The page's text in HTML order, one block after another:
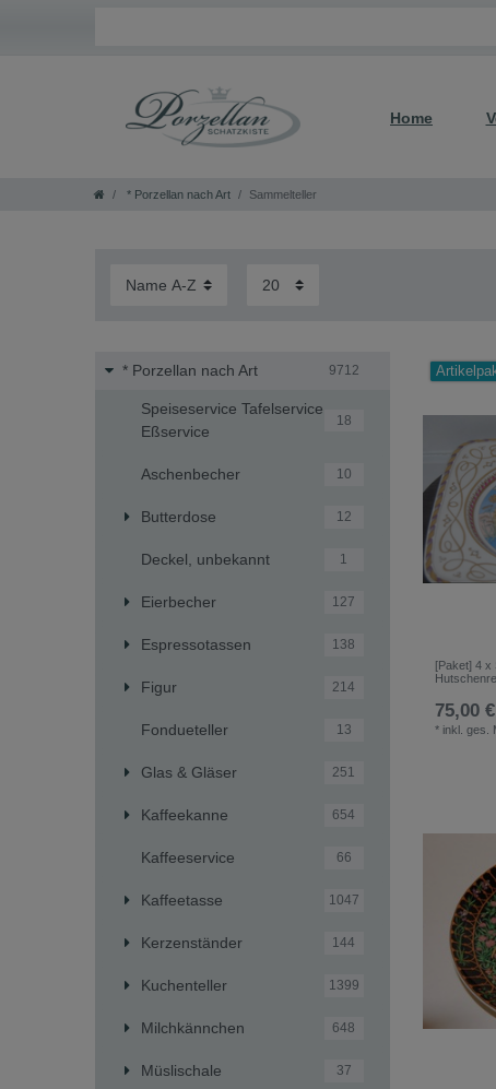
Home
* Porzellan nach Art Sammelteller
* Porzellan nach Art 9712
Speiseservice Tafelservice
Eßservice
18
Aschenbecher 10
Butterdose 12
Deckel, unbekannt 1
Eierbecher 127
Espressotassen 138
Figur 214
Fondueteller 13
Glas & Gläser 251
Kaffeekanne 654
Kaffeeservice 66
Kaffeetasse 1047
Kerzenständer 144
Kuchenteller 1399
Milchkännchen 648
Müslischale 37
[Paket] 4 x
75,00
* inkl. ges.